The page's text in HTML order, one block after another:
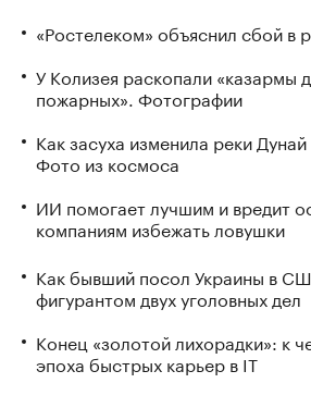
«Ростелеком» объяснил сбой в
У Колизея раскопали «казармы
пожарных». Фотографии
Как засуха изменила реки
Фото из космоса
ИИ помогает лучшим и вредит
компаниям избежать ловушки
Как бывший посол Украины в
фигурантом двух уголовных дел
Конец «золотой лихорадки»: к
эпоха быстрых карьер в IT